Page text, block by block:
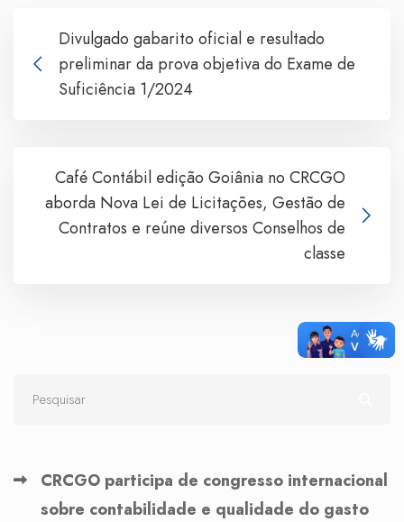
Divulgado gabarito oficial e resultado
preliminar da prova objetiva do Exame de
Suficiência 1/2024
Café Contábil edição Goiânia no CRCGO
aborda Nova Lei de Licitações, Gestão de
Contratos e reúne diversos Conselhos de
classe
CRCGO participa de congresso internacional
sobre contabilidade e qualidade do gasto